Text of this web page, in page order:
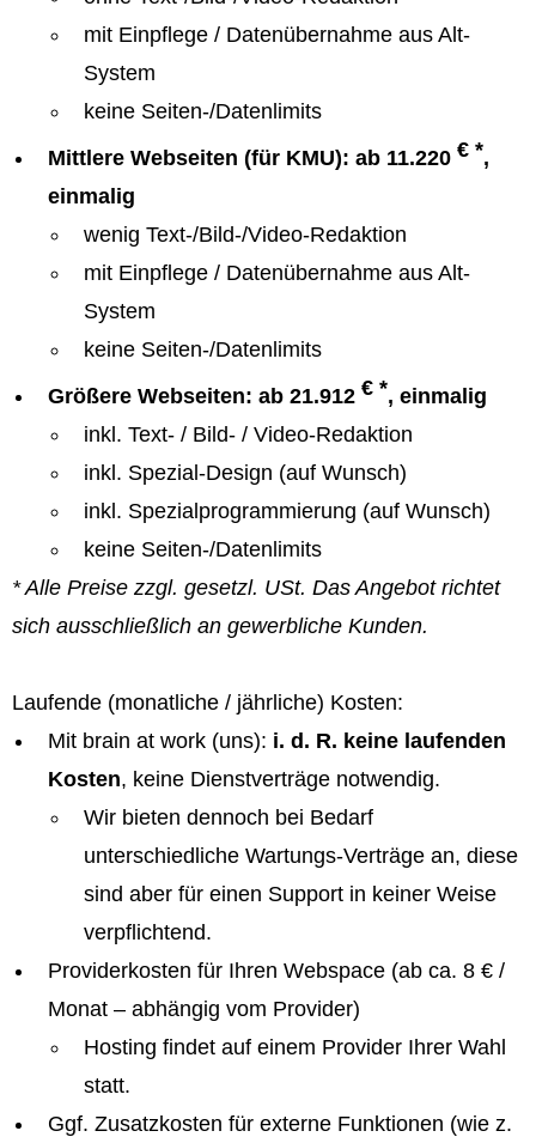
mit Einpflege / Datenübernahme aus Alt-
System
keine Seiten-/Datenlimits
Mittlere Webseiten (für KMU): ab 11.220 € *,
einmalig
wenig Text-/Bild-/Video-Redaktion
mit Einpflege / Datenübernahme aus Alt-
System
keine Seiten-/Datenlimits
Größere Webseiten: ab 21.912 € *, einmalig
inkl. Text- / Bild- / Video-Redaktion
inkl. Spezial-Design (auf Wunsch)
inkl. Spezialprogrammierung (auf Wunsch)
keine Seiten-/Datenlimits
* Alle Preise zzgl. gesetzl. USt. Das Angebot richtet
sich ausschließlich an gewerbliche Kunden.
Laufende (monatliche / jährliche) Kosten:
Mit brain at work (uns): i. d. R. keine laufenden
Kosten, keine Dienstverträge notwendig.
Wir bieten dennoch bei Bedarf
unterschiedliche Wartungs-Verträge an, diese
sind aber für einen Support in keiner Weise
verpflichtend.
Providerkosten für Ihren Webspace (ab ca. 8 € /
Monat – abhängig vom Provider)
Hosting findet auf einem Provider Ihrer Wahl
statt.
Ggf. Zusatzkosten für externe Funktionen (wie z.